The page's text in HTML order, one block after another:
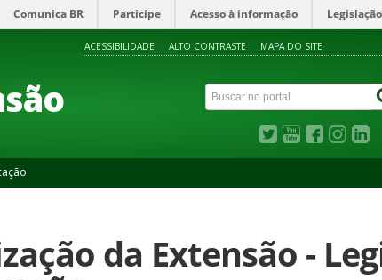
Comunica BR Participe Acesso à informação Legislação
ACESSIBILIDADE ALTO CONTRASTE MAPA DO SITE
da Extensão -